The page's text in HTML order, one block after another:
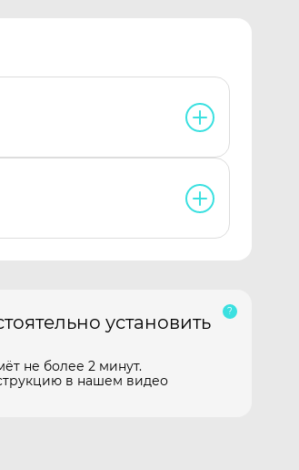
установить
не более 2 минут.
в нашем видео